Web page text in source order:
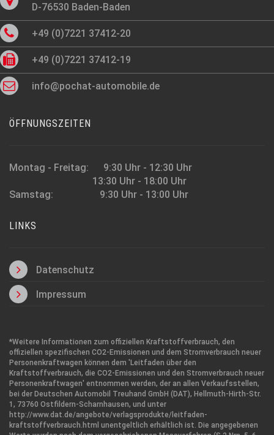
D-76530 Baden-Baden
+49 (0)7221 37412-20
+49 (0)7221 37412-19
info@pochat-automobile.de
ÖFFNUNGSZEITEN
Montag - Freitag: 9:30 Uhr - 12:30 Uhr
13:30 Uhr - 18:00 Uhr
Samstag: 9:30 Uhr - 13:00 Uhr
LINKS
Datenschutz
Impressum
*Weitere Informationen zum offiziellen Kraftstoffverbrauch, den
offiziellen spezifischen CO2-Emissionen und dem Stromverbrauch neuer
Personenkraftwagen können dem 'Leitfaden über den
Kraftstoffverbrauch, die CO2-Emissionen und den Stromverbrauch neuer
Personenkraftwagen' entnommen werden, der an allen Verkaufsstellen,
bei der Deutschen Automobil Treuhand GmbH (DAT), Hellmuth-Hirth-Str.
1, 73760 Ostfildern-Scharnhausen, und unter
http://www.dat.de/angebote/verlagsprodukte/leitfaden-
kraftstoffverbrauch.html unentgeltlich erhältlich ist. Die angegebenen